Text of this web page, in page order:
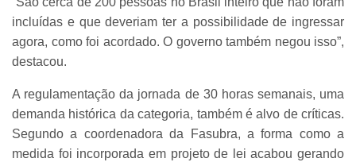
incluídas e que deveriam ter a possibilidade de ingressar
agora, como foi acordado. O governo também negou isso”,
destacou.
A regulamentação da jornada de 30 horas semanais, uma
demanda histórica da categoria, também é alvo de críticas.
Segundo a coordenadora da Fasubra, a forma como a
medida foi incorporada em projeto de lei acabou gerando